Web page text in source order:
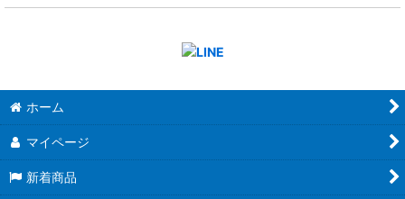
ホーム
マイページ
新着商品